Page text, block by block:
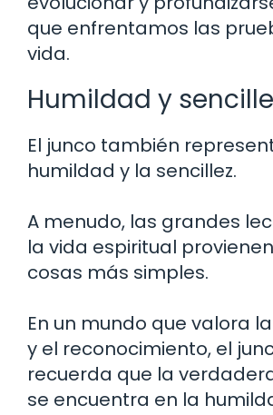
que enfrentamos las
vida.
Humildad y
El junco también
humildad y la sencillez.
A menudo, las grandes
la vida espiritual
cosas más simples.
En un mundo que valora
y el reconocimiento, el
recuerda que la
se encuentra en la